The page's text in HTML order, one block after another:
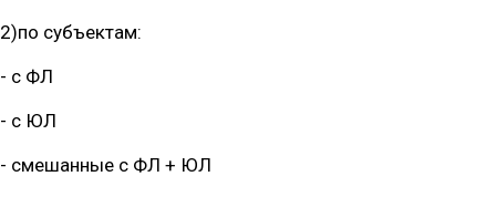
2)по субъектам:
- с ФЛ
- с ЮЛ
- смешанные с ФЛ + ЮЛ